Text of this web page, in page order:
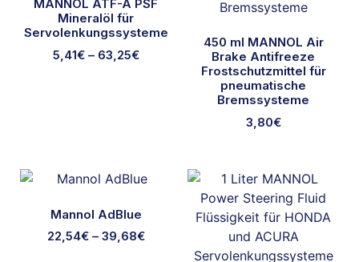
MANNOL ATF-A PSF
Mineralöl für
Servolenkungssysteme
5,41€– 63,25€
450 ml MANNOL Air
Brake Antifreeze
Frostschutzmittel für
pneumatische
Bremssysteme
3,80€
Mannol AdBlue
22,54€– 39,68€